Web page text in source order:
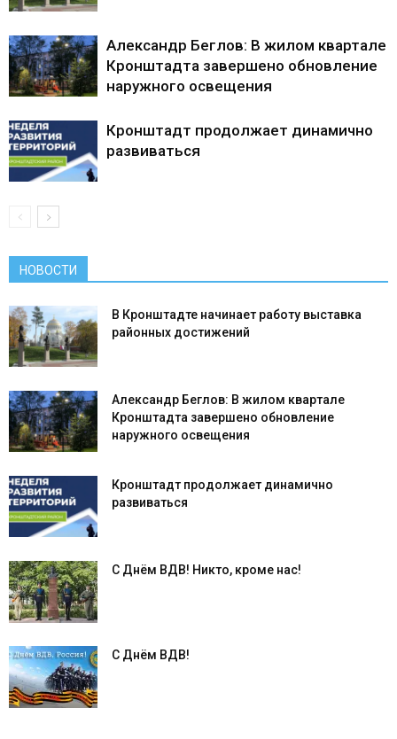
Александр Беглов: В жилом квартале
Кронштадта завершено обновление
наружного освещения
Кронштадт продолжает динамично
развиваться
НОВОСТИ
В Кронштадте начинает работу выставка
районных достижений
Александр Беглов: В жилом квартале
Кронштадта завершено обновление
наружного освещения
Кронштадт продолжает динамично
развиваться
С Днём ВДВ! Никто, кроме нас!
С Днём ВДВ!